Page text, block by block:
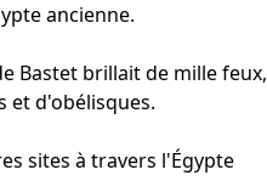
ancienne.
Bastet brillait de mille feux,
et d'obélisques.
sites à travers l'Égypte